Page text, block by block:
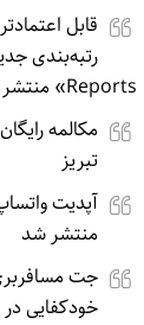
قابل
Reports» منتشر شد
مکالمه
تبریز
آپدیت‌
منتشر شد
جت
خودکفایی